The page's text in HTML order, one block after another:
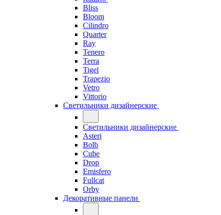
Bliss
Bloom
Cilindro
Quarter
Ray
Tenero
Terra
Tigel
Trapezio
Vetro
Vittorio
Светильники дизайнерские
Светильники дизайнерские
Asteri
Bolb
Cube
Drop
Emisfero
Fullcat
Orby
Декоративные панели